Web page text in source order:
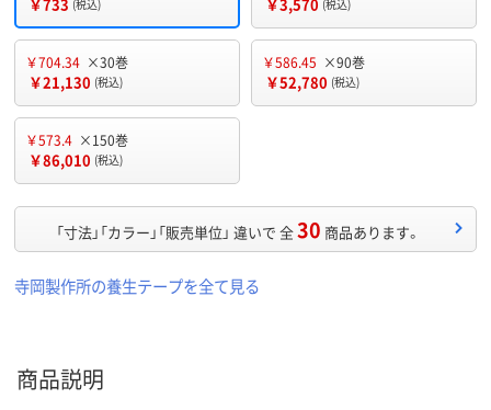
(税込) (税込)
￥704.34 ×30巻
￥21,130 (税込)
￥586.45 ×90巻
￥52,780 (税込)
￥573.4 ×150巻
￥86,010 (税込)
「寸法」「カラー」「販売単位」 違いで 全30 商品あります。
寺岡製作所の養生テープを全て見る
商品説明